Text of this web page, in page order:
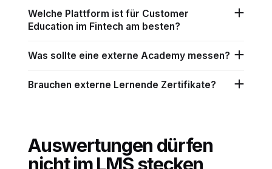
Welche Plattform ist für Customer
Education im Fintech am besten?
Was sollte eine externe Academy messen?
Brauchen externe Lernende Zertifikate?
Auswertungen dürfen
nicht im LMS stecken